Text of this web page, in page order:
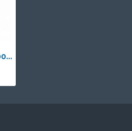
Kasetė Brother LC1100/LC980XL M